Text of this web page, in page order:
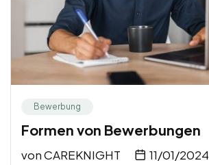
Bewerbung
Formen von Bewerbungen
vonCAREKNIGHT 11/01/2024